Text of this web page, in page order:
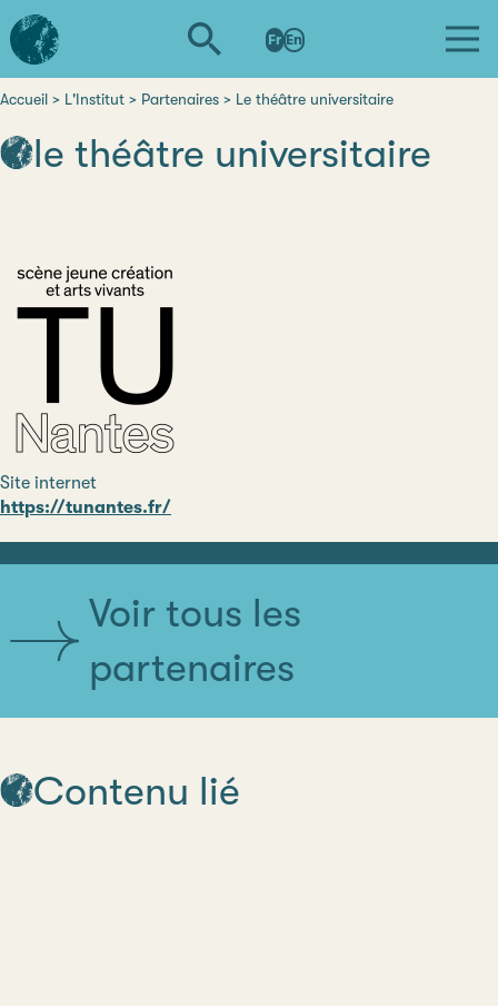
Aller
au
contenu
L'institut
d'études
avancées
de
Fr En
d'Ariane
Accueil L'Institut Partenaires Le théâtre universitaire
le théâtre universitaire
Site internet
https://tunantes.fr/
Voir tous les
partenaires
Contenu lié